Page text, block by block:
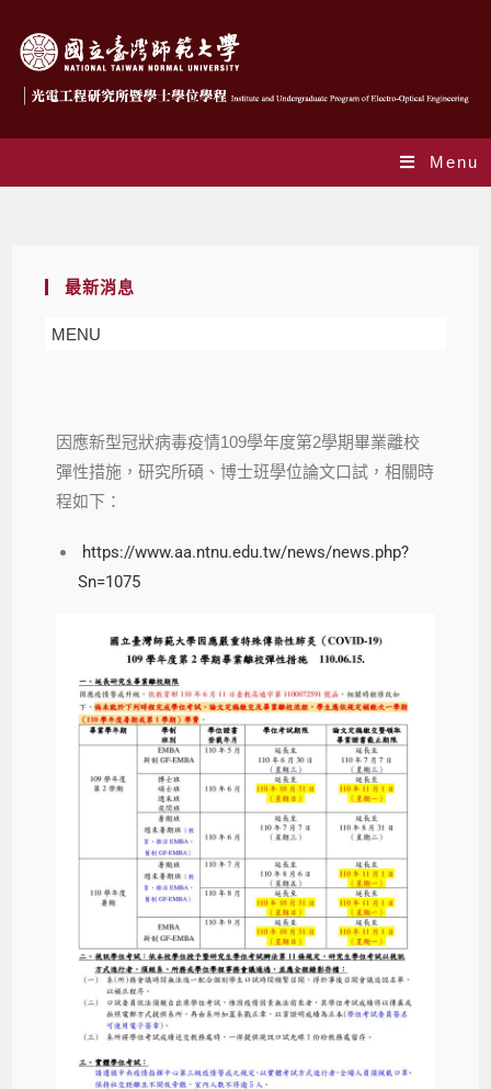
Menu
最新消息
MENU
因應新型冠狀病毒疫情109學年度第2學期畢業離校
彈性措施，研究所碩、博士班學位論文口試，相關時
程如下：
https://www.aa.ntnu.edu.tw/news/news.php?
Sn=1075